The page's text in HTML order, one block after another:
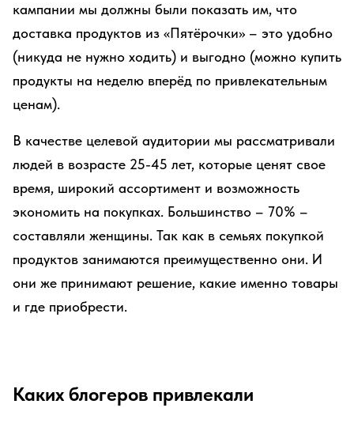
кампании мы должны были показать им, что
доставка продуктов из «Пятёрочки» – это удобно
(никуда не нужно ходить) и выгодно (можно купить
продукты на неделю вперёд по привлекательным
ценам).
В качестве целевой аудитории мы рассматривали
людей в возрасте 25-45 лет, которые ценят свое
время, широкий ассортимент и возможность
экономить на покупках. Большинство – 70% –
составляли женщины. Так как в семьях покупкой
продуктов занимаются преимущественно они. И
они же принимают решение, какие именно товары
и где приобрести.
Каких блогеров привлекали